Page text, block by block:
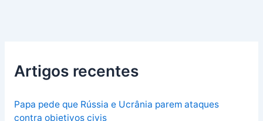
Artigos recentes
Papa pede que Rússia e Ucrânia parem ataques
contra objetivos civis